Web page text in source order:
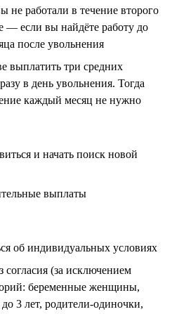
не работали в течение второго
— если вы найдёте работу до
после увольнения
выплатить три средних
в день увольнения. Тогда
каждый месяц не нужно
и начать поиск новой
выплаты
об индивидуальных условиях
согласия (за исключением
беременные женщины,
3 лет, родители-одиночки,